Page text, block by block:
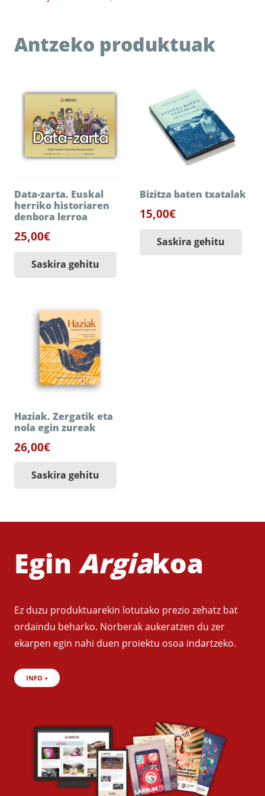
Antzeko produktuak
Data-zarta. Euskal
herriko historiaren
denbora lerroa
25,00€
Saskira gehitu
Bizitza baten txatalak
15,00€
Saskira gehitu
Haziak. Zergatik eta
nola egin zureak
26,00€
Saskira gehitu
Egin Argiakoa
Ez duzu produktuarekin lotutako prezio zehatz bat
ordaindu beharko. Norberak aukeratzen du zer
ekarpen egin nahi duen proiektu osoa indartzeko.
INFO +